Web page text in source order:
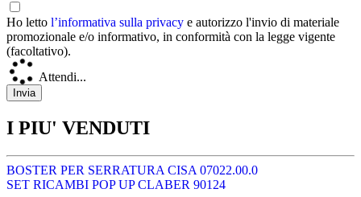
Ho letto l’informativa sulla privacy e autorizzo l'invio di materiale
promozionale e/o informativo, in conformità con la legge vigente
(facoltativo).
Attendi...
I PIU' VENDUTI
BOSTER PER SERRATURA CISA 07022.00.0
SET RICAMBI POP UP CLABER 90124